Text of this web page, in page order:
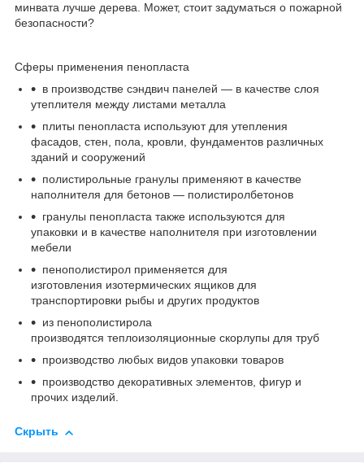
минвата лучше дерева. Может, стоит задуматься о пожарной
безопасности?
Сферы применения пенопласта
в производстве сэндвич панелей — в качестве слоя
утеплителя между листами металла
плиты пенопласта используют для утепления
фасадов, стен, пола, кровли, фундаментов различных
зданий и сооружений
полистирольные гранулы применяют в качестве
наполнителя для бетонов — полистиролбетонов
гранулы пенопласта также используются для
упаковки и в качестве наполнителя при изготовлении
мебели
пенополистирол применяется для
изготовления изотермических ящиков для
транспортировки рыбы и других продуктов
из пенополистирола
производятся теплоизоляционные скорлупы для труб
производство любых видов упаковки товаров
производство декоративных элементов, фигур и
прочих изделий.
Скрыть